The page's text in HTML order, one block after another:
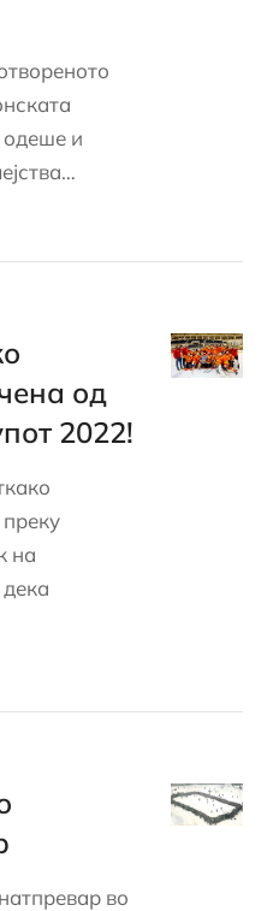
одеше и
од
2022!
на
во